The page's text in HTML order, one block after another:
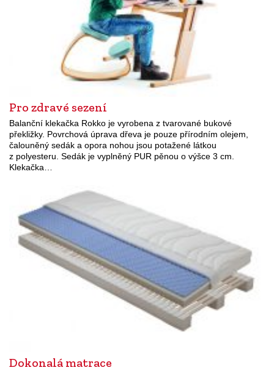
Pro zdravé sezení
Balanční klekačka Rokko je vyrobena z tvarované bukové
překližky. Povrchová úprava dřeva je pouze přírodním olejem,
čalouněný sedák a opora nohou jsou potažené látkou
z polyesteru. Sedák je vyplněný PUR pěnou o výšce 3 cm.
Klekačka…
Dokonalá matrace